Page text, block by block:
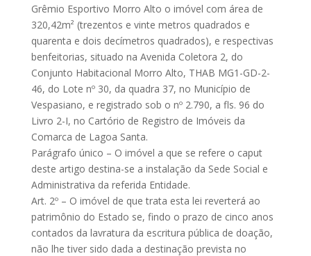
Grêmio Esportivo Morro Alto o imóvel com área de
320,42m² (trezentos e vinte metros quadrados e
quarenta e dois decímetros quadrados), e respectivas
benfeitorias, situado na Avenida Coletora 2, do
Conjunto Habitacional Morro Alto, THAB MG1-GD-2-
46, do Lote nº 30, da quadra 37, no Município de
Vespasiano, e registrado sob o nº 2.790, a fls. 96 do
Livro 2-I, no Cartório de Registro de Imóveis da
Comarca de Lagoa Santa.
Parágrafo único – O imóvel a que se refere o caput
deste artigo destina-se a instalação da Sede Social e
Administrativa da referida Entidade.
Art. 2º – O imóvel de que trata esta lei reverterá ao
patrimônio do Estado se, findo o prazo de cinco anos
contados da lavratura da escritura pública de doação,
não lhe tiver sido dada a destinação prevista no